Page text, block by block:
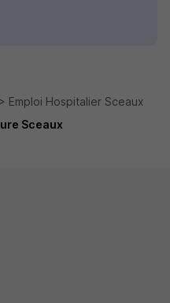
Emploi Hospitalier Sceaux
Sceaux